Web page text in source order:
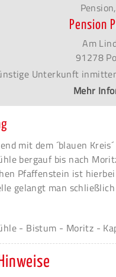
Pension
Am
91278
Unterkunft
Mehr
mit dem ´blauen
bergauf bis nach
Pfaffenstein ist
gelangt man
- Bistum - Moritz -